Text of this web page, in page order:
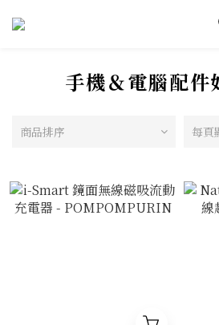
手機＆電腦配件
商品排序 每頁